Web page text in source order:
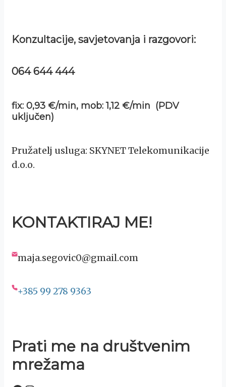
Konzultacije, savjetovanja i razgovori:
064 644 444
fix: 0,93 €/min, mob: 1,12 €/min (PDV
uključen)
Pružatelj usluga: SKYNET Telekomunikacije
d.o.o.
KONTAKTIRAJ ME!
maja.segovic0@gmail.com
+385 99 278 9363
Prati me na društvenim
mrežama